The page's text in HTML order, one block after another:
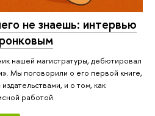
не знаешь: интервью
нашей магистратуры, дебютировал
Мы поговорили о его первой книге,
и о том, как
работой.